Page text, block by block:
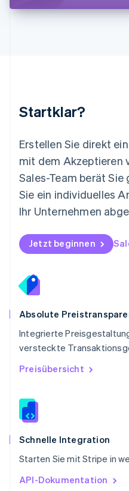
Startklar?
Erstellen Sie direkt
mit dem Akzeptieren
Sales-Team berät
Sie ein individuelles
Ihr Unternehmen
Jetzt beginnen
Absolute
Integrierte
versteckte
Preisübersicht
Schnelle Integration
Starten Sie mit Stripe in
API-Dokumentation
Malta
Nederlands English
Norwegen
Österreich
Polen
English
Portugal
Português English
Rumänien
Schweden
Svenska English
Deutsch
Singapur
English
Slowakei
Slowenien
EnglishItaliano
Spanien
Thailand
ไทยEnglish
English
English